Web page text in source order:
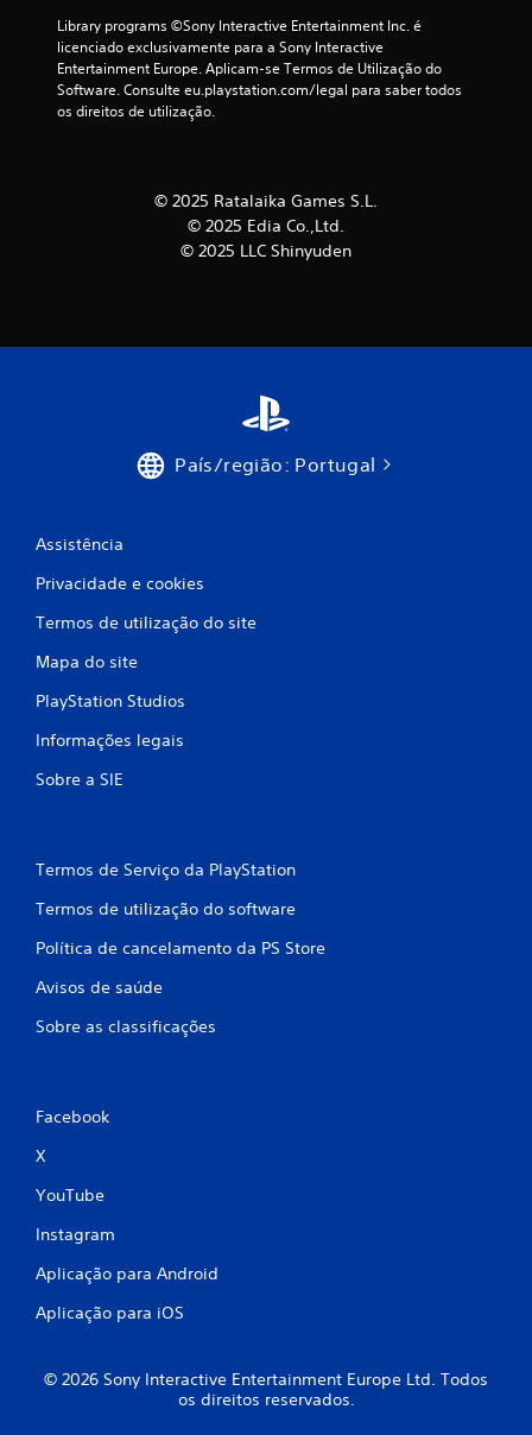
e
m
Library programs ©Sony Interactive Entertainment Inc. é
licenciado exclusivamente para a Sony Interactive
Entertainment Europe. Aplicam-se Termos de Utilização do
Software. Consulte eu.playstation.com/legal para saber todos
os direitos de utilização.
© 2025 Ratalaika Games S.L.
© 2025 Edia Co.,Ltd.
© 2025 LLC Shinyuden
País/região: Portugal
Assistência
Privacidade e cookies
Termos de utilização do site
Mapa do site
PlayStation Studios
Informações legais
Sobre a SIE
Termos de Serviço da PlayStation
Termos de utilização do software
Política de cancelamento da PS Store
Avisos de saúde
Sobre as classificações
Facebook
X
YouTube
Instagram
Aplicação para Android
Aplicação para iOS
© 2026 Sony Interactive Entertainment Europe Ltd. Todos
os direitos reservados.